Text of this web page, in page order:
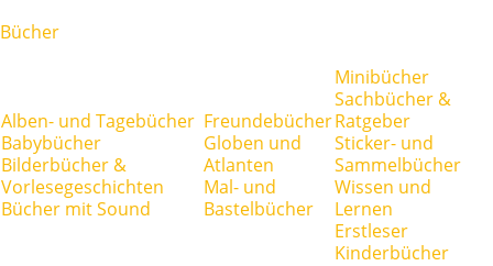
Bücher
Alben- und Tagebücher
Babybücher
Bilderbücher &
Vorlesegeschichten
Bücher mit Sound
Freundebücher
Globen und
Atlanten
Mal- und
Bastelbücher
Minibücher
Sachbücher &
Ratgeber
Sticker- und
Sammelbücher
Wissen und
Lernen
Erstleser
Kinderbücher